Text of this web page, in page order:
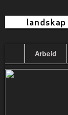
Arbeid